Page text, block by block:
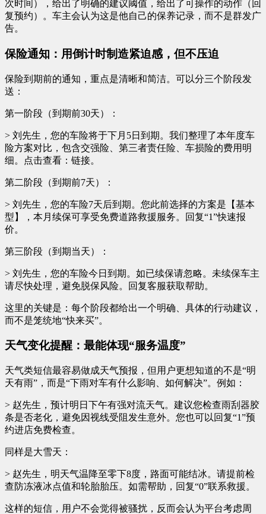
次时间），给出了明确的建议阈值，给出了可操作的动作（回
复预约）。车主会认为这是他自己的保养记录，而不是群发广
告。
保险通知：用倒计时制造紧迫感，但不压迫
保险到期前的通知，重点是清晰和简洁。可以分三个阶段发
送：
第一阶段（到期前30天）：
> 刘先生，您的车险将于下月5日到期。我们整理了本年度车
险方案对比，包含交强险、第三者责任险、车损险的费用明
细。点击查看：链接。
第二阶段（到期前7天）：
> 刘先生，您的车险7天后到期。您此前选择的方案是【基本
型】，本月续保可享受免费道路救援服务。回复“1”快速报
价。
第三阶段（到期当天）：
> 刘先生，您的车险今日到期。如已续保请忽略。未续保车主
请尽快处理，避免脱保风险。回复客服获取帮助。
这里的关键是：每个阶段都给出一个明确、具体的行动建议，
而不是笼统地“快来买”。
天气变化提醒：最能体现“服务温度”
天气类短信最容易做成天气预报，但用户更想知道的不是“明
天有雨”，而是“下雨对车有什么影响、如何解决”。例如：
> 赵先生，预计明日下午有强对流天气。建议您检查雨刮器胶
条是否老化，避免因视线受阻发生意外。您也可以回复“1”预
约进店免费检查。
同样是大雪天：
> 赵先生，明天气温降至零下8度，路面可能结冰。请提前检
查防冻液冰点值和轮胎胎压。如需帮助，回复“0”联系救援。
这样的短信，用户不会觉得被骚扰，反而会认为平台考虑周